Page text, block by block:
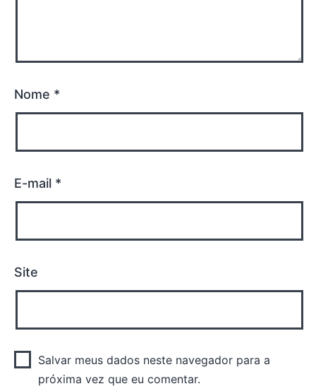
Nome *
E-mail *
Site
Salvar meus dados neste navegador para a
próxima vez que eu comentar.